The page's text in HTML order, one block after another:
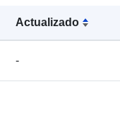
Actualizado
-